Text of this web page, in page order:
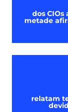
dos
metade
relatam